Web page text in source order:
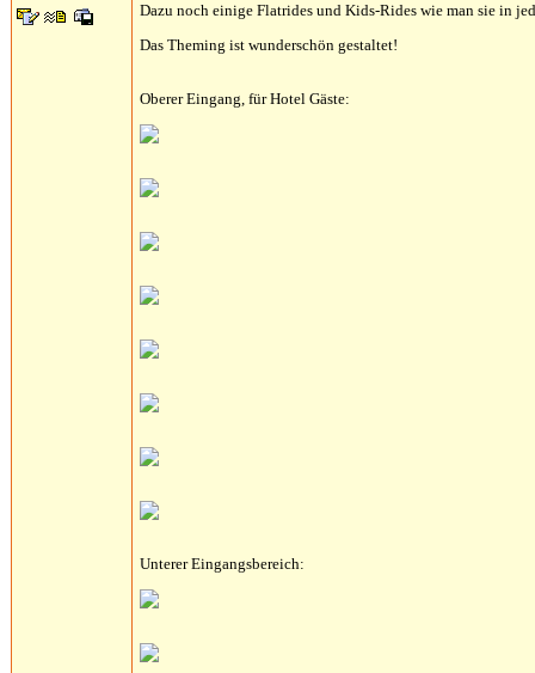
Dazu noch einige Flatrides und Kids-Rides wie man sie in
Das Theming ist wunderschön gestaltet!
Oberer Eingang, für Hotel Gäste:
Unterer Eingangsbereich: